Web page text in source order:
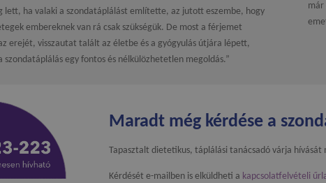
lett, ha valaki a szondatáplálást említette, az jutott eszembe, hogy
embereknek van rá csak szükségük. De most a férjemet
erejét, visszautat talált az életbe és a gyógyulás útjára lépett,
szondatáplálás egy fontos és nélkülözhetetlen megoldás.”
már
Maradt még kérdése a
Tapasztalt dietetikus, táplálási tanácsadó várja
Kérdését e-mailben is elküldheti a kapcsolatfelvételi